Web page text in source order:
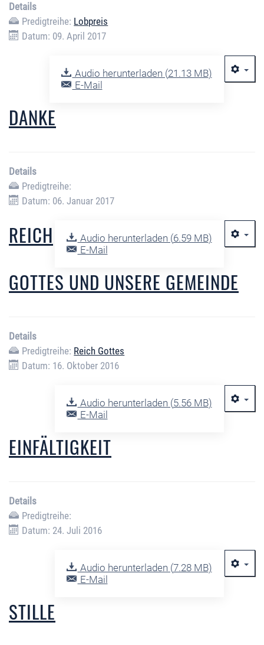
Details
Predigtreihe: Lobpreis
Datum: 09. April 2017
Audio herunterladen (21.13 MB)
E-Mail
DANKE
Details
Predigtreihe:
Datum: 06. Januar 2017
Audio herunterladen (6.59 MB)
E-Mail
REICH
GOTTES UND UNSERE GEMEINDE
Details
Predigtreihe: Reich Gottes
Datum: 16. Oktober 2016
Audio herunterladen (5.56 MB)
E-Mail
EINFÄLTIGKEIT
Details
Predigtreihe:
Datum: 24. Juli 2016
Audio herunterladen (7.28 MB)
E-Mail
STILLE